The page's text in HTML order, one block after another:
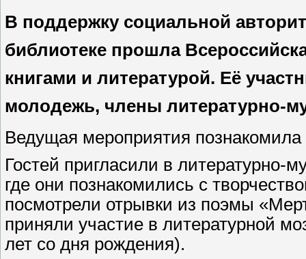
В поддержку социальной
библиотеке прошла
книгами и литературой. Её
молодежь, члены литературно-
Ведущая мероприятия
Гостей пригласили в литературно-
где они познакомились с
посмотрели отрывки из поэмы
приняли участие в литературной
лет со дня рождения).